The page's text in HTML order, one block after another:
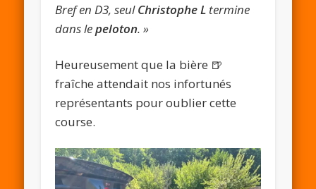
Bref en D3, seulChristophe L termine
dans lepeloton. »
Heureusement que la bière 🍺
fraîche attendait nos infortunés
représentants pour oublier cette
course.